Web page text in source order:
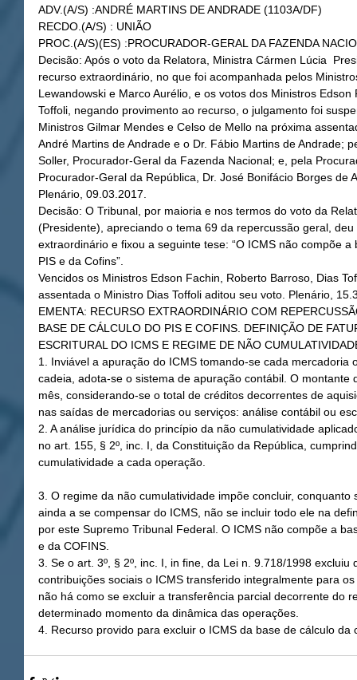
ADV.(A/S) :ANDRÉ MARTINS DE ANDRADE (1103A/DF)
RECDO.(A/S) : UNIÃO
PROC.(A/S)(ES) :PROCURADOR-GERAL DA FAZENDA
Decisão: Após o voto da Relatora, Ministra Cármen Lúcia
recurso extraordinário, no que foi acompanhada pelos
Lewandowski e Marco Aurélio, e os votos dos Ministros
Toffoli, negando provimento ao recurso, o julgamento foi
Ministros Gilmar Mendes e Celso de Mello na próxima
André Martins de Andrade e o Dr. Fábio Martins de Andrade;
Soller, Procurador-Geral da Fazenda Nacional; e, pela
Procurador-Geral da República, Dr. José Bonifácio Borges de
Plenário, 09.03.2017.
Decisão: O Tribunal, por maioria e nos termos do voto da
(Presidente), apreciando o tema 69 da repercussão geral,
extraordinário e fixou a seguinte tese: “O ICMS não compõe
PIS e da Cofins”.
Vencidos os Ministros Edson Fachin, Roberto Barroso, Dias
assentada o Ministro Dias Toffoli aditou seu voto. Plenário,
EMENTA: RECURSO EXTRAORDINÁRIO COM
BASE DE CÁLCULO DO PIS E COFINS. DEFINIÇÃO DE
ESCRITURAL DO ICMS E REGIME DE NÃO
1. Inviável a apuração do ICMS tomando-se cada
cadeia, adota-se o sistema de apuração contábil. O
mês, considerando-se o total de créditos decorrentes de
nas saídas de mercadorias ou serviços: análise contábil ou
2. A análise jurídica do princípio da não cumulatividade
no art. 155, § 2º, inc. I, da Constituição da República,
cumulatividade a cada operação.
3. O regime da não cumulatividade impõe concluir,
ainda a se compensar do ICMS, não se incluir todo ele na
por este Supremo Tribunal Federal. O ICMS não compõe a
e da COFINS.
3. Se o art. 3º, § 2º, inc. I, in fine, da Lei n. 9.718/1998
contribuições sociais o ICMS transferido integralmente para
não há como se excluir a transferência parcial decorrente do
determinado momento da dinâmica das operações.
4. Recurso provido para excluir o ICMS da base de cálculo